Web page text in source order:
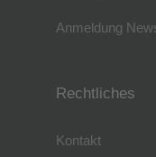
Anmeldung
Rechtliches
Kontakt